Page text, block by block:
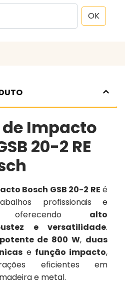
OK
Impacto
20-2 RE
Bosch GSB 20-2 RE é
profissionais e
oferecendo alto
e versatilidade.
de 800 W, duas
e função impacto,
eficientes em
e metal.